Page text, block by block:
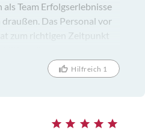
Team Erfolgserlebnisse
Das Personal vor
zum richtigen Zeitpunkt
haben schon mehrere
und Mystery Rooms ist aus
des TT-Angebots
Hilfreich 1